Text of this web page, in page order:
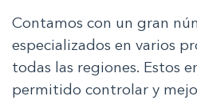
Contamos con un gran
especializados en varios
todas las regiones. Estos
permitido controlar y